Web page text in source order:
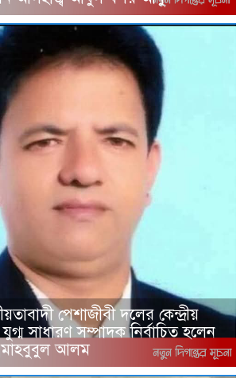
পেশাজীবী দলের কেন্দ্রীয়
যুগ্ম সাধারণ সম্পাদক নির্বাচিত হলেন
আলম